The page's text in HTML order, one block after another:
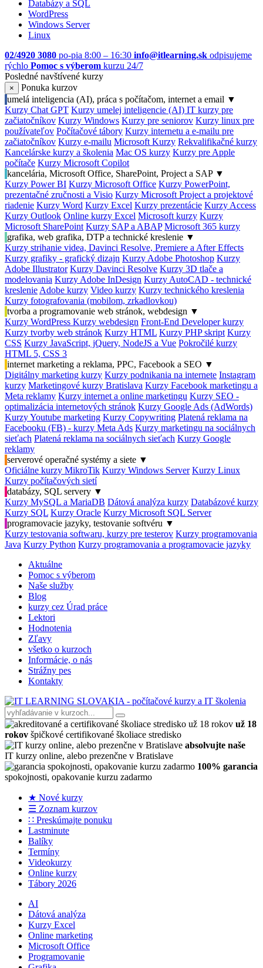
Databázy a SQL
WordPress
Windows Server
Linux
02/4920 3080 po-pia 8:00 – 16:30 info@itlearning.sk odpisujeme
rýchlo Pomoc s výberom kurzu 24/7
Posledné navštívené kurzy
×
Ponuka kurzov
umelá inteligencia (AI), práca s počítačom, internet a email ▼
Kurzy Chat GPT Kurzy umelej inteligencie (AI) IT kurzy pre
začiatočníkov Kurzy Windows Kurzy pre seniorov Kurzy linux pre
používateľov Počítačové tábory Kurzy internetu a e-mailu pre
začiatočníkov Kurzy e-mailu Microsoft Kurzy Rekvalifikačné kurzy
Kancelárske kurzy a školenia Mac OS kurzy Kurzy pre Apple
počítače Kurzy Microsoft Copilot
kancelária, Microsoft Office, SharePoint, Project a SAP ▼
Kurzy Power BI Kurzy Microsoft Office Kurzy PowerPoint,
prezentačné zručnosti a Visio Kurzy Microsoft Project a projektové
riadenie Kurzy Word Kurzy Excel Kurzy prezentácie Kurzy Access
Kurzy Outlook Online kurzy Excel Microsoft kurzy Kurzy
Microsoft SharePoint Kurzy SAP a ABAP Microsoft 365 kurzy
grafika, web grafika, DTP a technické kreslenie ▼
Kurzy strihanie videa, Davinci Resolve, Premiere a After Effects
Kurzy grafiky - grafický dizajn Kurzy Adobe Photoshop Kurzy
Adobe Illustrator Kurzy Davinci Resolve Kurzy 3D tlače a
modelovania Kurzy Adobe InDesign Kurzy AutoCAD - technické
kreslenie Adobe kurzy Video kurzy Kurzy technického kreslenia
Kurzy fotografovania (mobilom, zrkadlovkou)
tvorba a programovanie web stránok, webdesign ▼
Kurzy WordPress Kurzy webdesign Front-End Developer kurzy
Kurzy tvorby web stránok Kurzy HTML Kurzy PHP skript Kurzy
CSS Kurzy JavaScript, jQuery, NodeJS a Vue Pokročilé kurzy
HTML 5, CSS 3
internet marketing a reklama, PPC, Facebook a SEO ▼
Digitálny marketing kurzy Kurzy podnikania na internete Instagram
kurzy Marketingové kurzy Bratislava Kurzy Facebook marketingu a
Meta reklamy Kurzy internet a online marketingu Kurzy SEO -
optimalizácia internetových stránok Kurzy Google Ads (AdWords)
Kurzy Youtube marketing Kurzy Copywriting Platená reklama na
Facebooku (FB) - kurzy Meta Ads Kurzy marketingu na sociálnych
sieťach Platená reklama na sociálnych sieťach Kurzy Google
reklamy
serverové operačné systémy a siete ▼
Oficiálne kurzy MikroTik Kurzy Windows Server Kurzy Linux
Kurzy počítačových sietí
databázy, SQL servery ▼
Kurzy MySQL a MariaDB Dátová analýza kurzy Databázové kurzy
Kurzy SQL Kurzy Oracle Kurzy Microsoft SQL Server
programovacie jazyky, testovanie softvéru ▼
Kurzy testovania softwaru, kurzy pre testerov Kurzy programovania
Java Kurzy Python Kurzy programovania a programovacie jazyky
Aktuálne
Pomoc s výberom
Naše služby
Blog
kurzy cez Úrad práce
Lektori
Hodnotenia
Zľavy
všetko o kurzoch
Informácie, o nás
Strážny pes
Kontakty
už 18
rokov špičkové certifikované školiace stredisko
absolvujte naše
IT kurzy online, alebo prezenčne v Bratislave
100% garancia
spokojnosti, opakovanie kurzu zadarmo
★ Nové kurzy
☰ Zoznam kurzov
∷ Preskúmajte ponuku
Lastminute
Balíky
Termíny
Videokurzy
Online kurzy
Tábory 2026
AI
Dátová analýza
Kurzy Excel
Online marketing
Microsoft Office
Programovanie